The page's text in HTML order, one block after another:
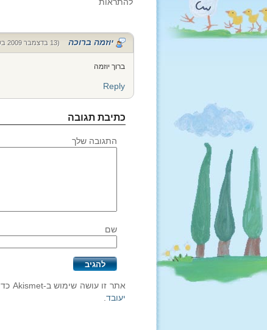
יוזמה ברוכה (13 בדצמבר 2009 בשעה 21:18)
ברוך יוזמה
Reply
כתיבת תגובה
התגובה שלך
שם
אתר זו עושה שימוש ב-Akismet כדי לסנן תגובות זבל.
יעובד